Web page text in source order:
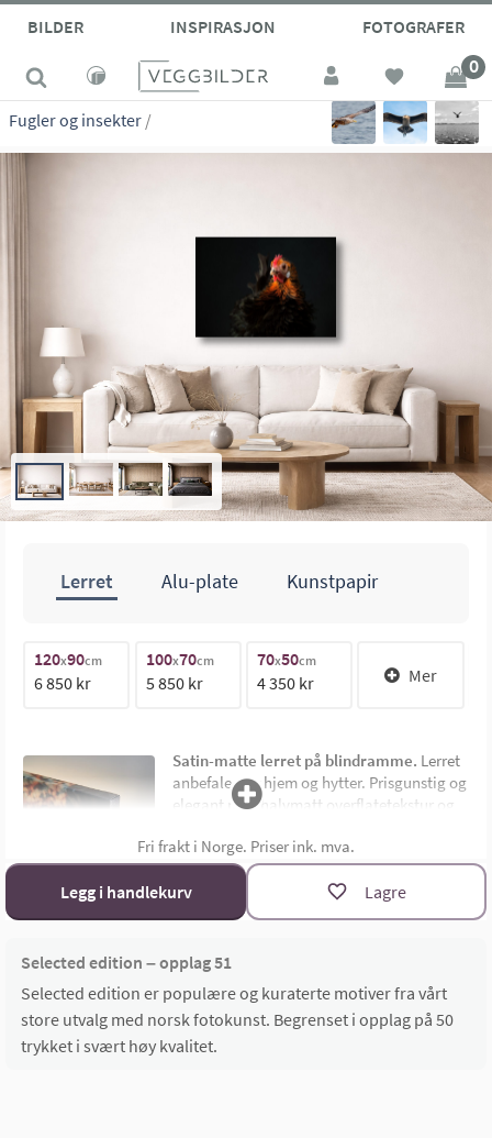
BILDER INSPIRASJON FOTOGRAFER
0
Fugler og insekter /
Lerret Alu-plate Kunstpapir
120x90cm
6 850 kr
100x70cm
5 850 kr
70x50cm
4 350 kr Mer
Satin-matte lerret på blindramme. Lerret
anbefales for hjem og hytter. Prisgunstig og
elegant med halvmatt overflatetekstur og
limtre blindramme. Bildemål oppgis som
bredde x høyde i cm.Materialoversikt
Størrelsekalkulator
Fri frakt i Norge. Priser ink. mva.
Legg i handlekurv Lagre
Selected edition – opplag 51
Selected edition er populære og kuraterte motiver fra vårt
store utvalg med norsk fotokunst. Begrenset i opplag på 50
trykket i svært høy kvalitet.